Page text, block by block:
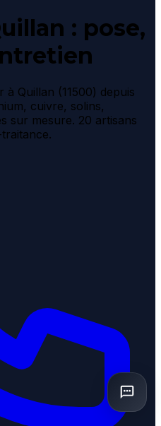
: pose,
Quillan (11500) depuis
cuivre, solins,
sur mesure. 20 artisans